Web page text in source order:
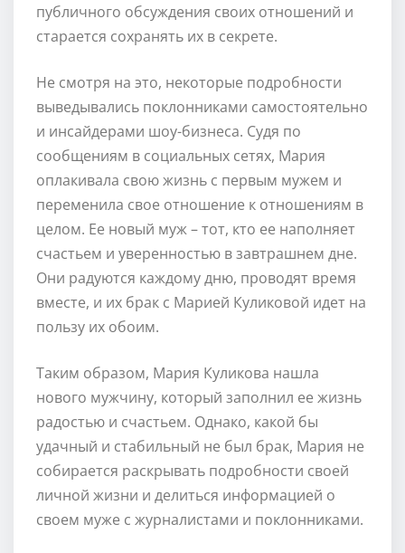
публичного обсуждения своих отношений и
старается сохранять их в секрете.
Не смотря на это, некоторые подробности
выведывались поклонниками самостоятельно
и инсайдерами шоу-бизнеса. Судя по
сообщениям в социальных сетях, Мария
оплакивала свою жизнь с первым мужем и
переменила свое отношение к отношениям в
целом. Ее новый муж – тот, кто ее наполняет
счастьем и уверенностью в завтрашнем дне.
Они радуются каждому дню, проводят время
вместе, и их брак с Марией Куликовой идет на
пользу их обоим.
Таким образом, Мария Куликова нашла
нового мужчину, который заполнил ее жизнь
радостью и счастьем. Однако, какой бы
удачный и стабильный не был брак, Мария не
собирается раскрывать подробности своей
личной жизни и делиться информацией о
своем муже с журналистами и поклонниками.